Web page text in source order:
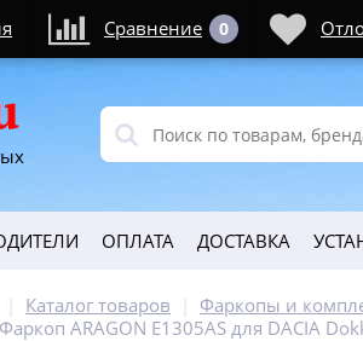
ОПЛАТА ДОСТАВКА
Каталог товаров Фаркопы и
Фаркоп ARAGON E1305AS для DACIA
Сравнение 0